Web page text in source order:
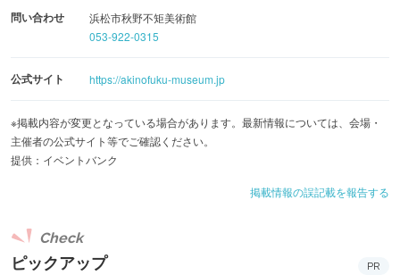
問い合わせ
浜松市秋野不矩美術館
053-922-0315
公式サイト https://akinofuku-museum.jp
※掲載内容が変更となっている場合があります。最新情報については、会場・
主催者の公式サイト等でご確認ください。
提供：イベントバンク
掲載情報の誤記載を報告する
ピックアップ
Check
PR